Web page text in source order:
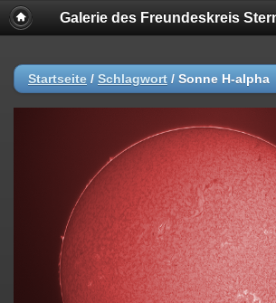
Galerie des Freundeskreis
Startseite / Schlagwort / Sonne H-alpha